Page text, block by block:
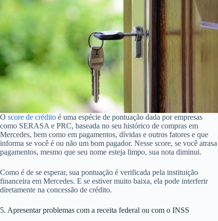
O score de crédito é uma espécie de pontuação dada por empresas
como SERASA e PRC, baseada no seu histórico de compras em
Mercedes, bem como em pagamentos, dívidas e outros fatores e que
informa se você é ou não um bom pagador. Nesse score, se você atrasa
pagamentos, mesmo que seu nome esteja limpo, sua nota diminui.
Como é de se esperar, sua pontuação é verificada pela instituição
financeira em Mercedes. E se estiver muito baixa, ela pode interferir
diretamente na concessão de crédito.
5. Apresentar problemas com a receita federal ou com o INSS